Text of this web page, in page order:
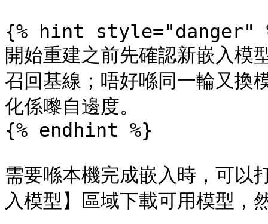
{% hint style="danger"
開始重建之前先確認新嵌入模
召回基線；唔好喺同一輪又換
化係嚟自邊度。
{% endhint %}
需要喺本機完成嵌入時，可以
入模型】區域下載可用模型，